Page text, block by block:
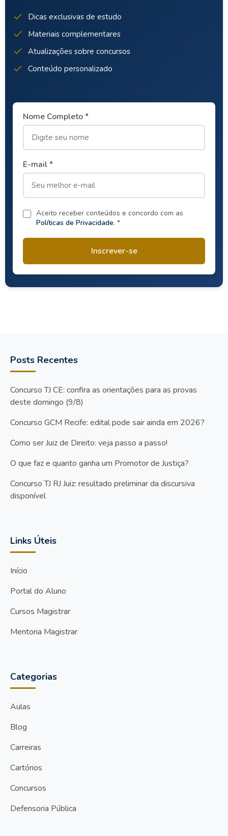
Dicas exclusivas de estudo
Materiais complementares
Atualizações sobre concursos
Conteúdo personalizado
Nome Completo *
E-mail *
Aceito receber conteúdos e concordo com as
Políticas de Privacidade. *
Inscrever-se
Posts Recentes
Concurso TJ CE: confira as orientações para as provas
deste domingo (9/8)
Concurso GCM Recife: edital pode sair ainda em 2026?
Como ser Juiz de Direito: veja passo a passo!
O que faz e quanto ganha um Promotor de Justiça?
Concurso TJ RJ Juiz: resultado preliminar da discursiva
disponível
Links Úteis
Início
Portal do Aluno
Cursos Magistrar
Mentoria Magistrar
Categorias
Aulas
Blog
Carreiras
Cartórios
Concursos
Defensoria Pública